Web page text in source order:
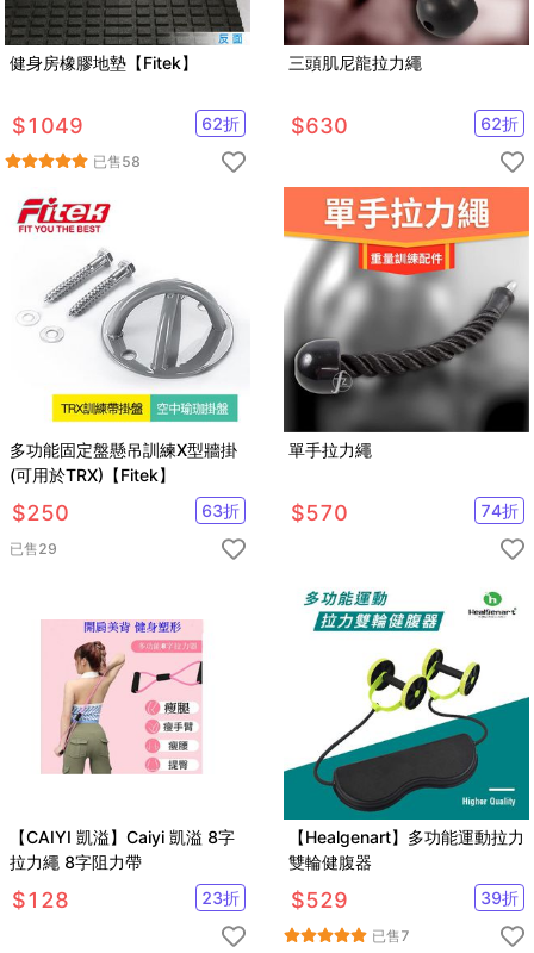
健身房橡膠地墊【Fitek】
$1049 62折
已售58
三頭肌尼龍拉力繩
$630 62折
多功能固定盤懸吊訓練X型牆掛
(可用於TRX)【Fitek】
$250 63折
已售29
單手拉力繩
$570 74折
【CAIYI 凱溢】Caiyi 凱溢 8字
拉力繩 8字阻力帶
$128 23折
【Healgenart】多功能運動拉力
雙輪健腹器
$529 39折
已售7